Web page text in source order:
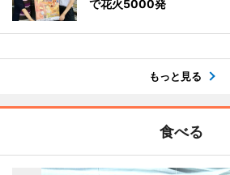
で花火5000発
もっと見る
食べる